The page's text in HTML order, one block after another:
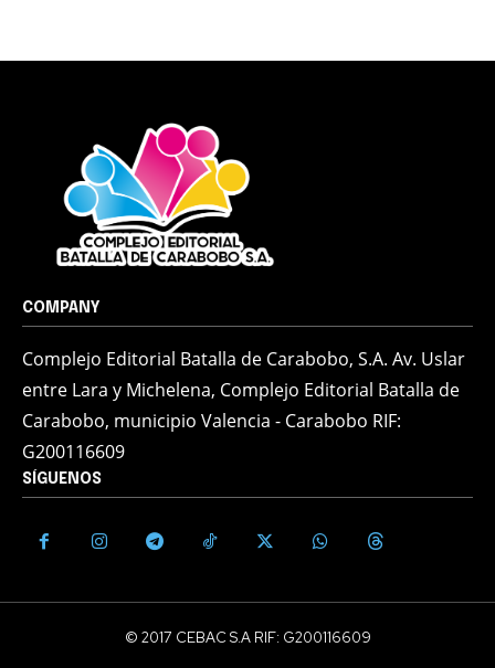
COMPANY
Complejo Editorial Batalla de Carabobo, S.A. Av. Uslar
entre Lara y Michelena, Complejo Editorial Batalla de
Carabobo, municipio Valencia - Carabobo RIF:
G200116609
SÍGUENOS
© 2017 CEBAC S.A RIF: G200116609